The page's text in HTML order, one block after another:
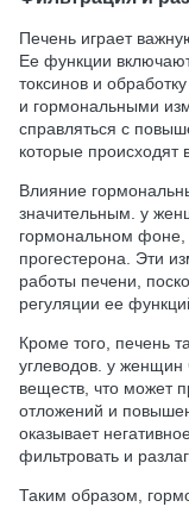
Печень играет
Ее функции
токсинов и
и гормональными
справляться с
которые происходят
Влияние
значительным. у
гормональном фоне,
прогестерона. Эти
работы печени,
регуляции ее
Кроме того, печень
углеводов. у
веществ, что может
отложений и
оказывает
фильтровать и
Таким образом,